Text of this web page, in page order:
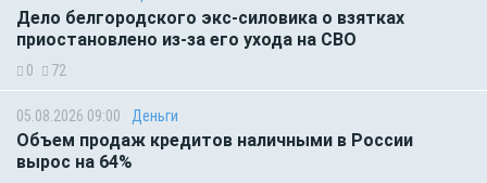
Дело белгородского экс-силовика о взятках
приостановлено из-за его ухода на СВО
0 72
05.08.2026 09:00 Деньги
Объем продаж кредитов наличными в России
вырос на 64%